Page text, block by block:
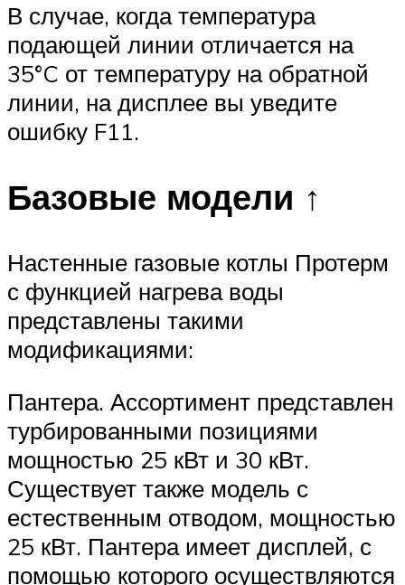
В случае, когда температура
подающей линии отличается на
35°C от температуру на обратной
линии, на дисплее вы уведите
ошибку F11.
Базовые модели ↑
Настенные газовые котлы Протерм
с функцией нагрева воды
представлены такими
модификациями:
Пантера. Ассортимент представлен
турбированными позициями
мощностью 25 кВт и 30 кВт.
Существует также модель с
естественным отводом, мощностью
25 кВт. Пантера имеет дисплей, с
помощью которого осуществляются